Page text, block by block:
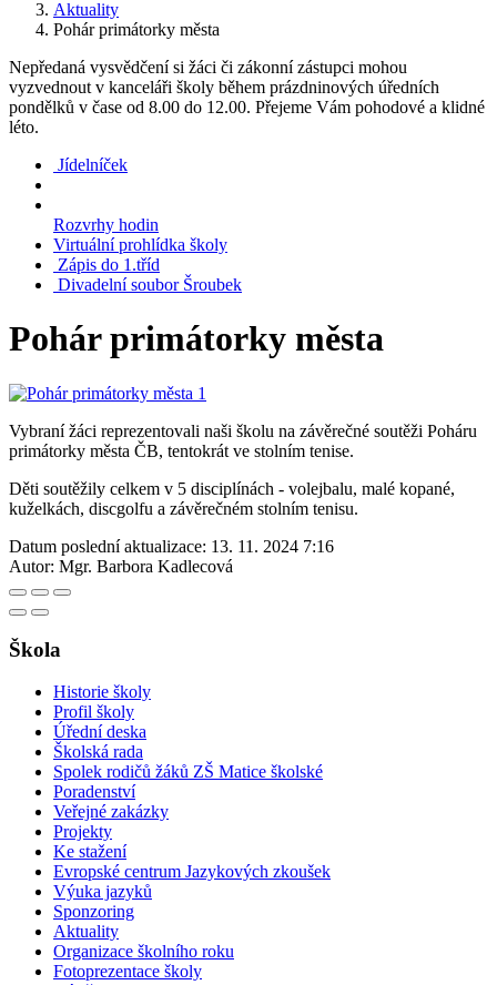
Aktuality
Pohár primátorky města
Nepředaná vysvědčení si žáci či zákonní zástupci mohou
vyzvednout v kanceláři školy během prázdninových úředních
pondělků v čase od 8.00 do 12.00. Přejeme Vám pohodové a klidné
léto.
Jídelníček
Rozvrhy hodin
Virtuální prohlídka školy
Zápis do 1.tříd
Divadelní soubor Šroubek
Pohár primátorky města
Vybraní žáci reprezentovali naši školu na závěrečné soutěži Poháru
primátorky města ČB, tentokrát ve stolním tenise.
Děti soutěžily celkem v 5 disciplínách - volejbalu, malé kopané,
kuželkách, discgolfu a závěrečném stolním tenisu.
Datum poslední aktualizace: 13. 11. 2024 7:16
Autor: Mgr. Barbora Kadlecová
Škola
Historie školy
Profil školy
Úřední deska
Školská rada
Spolek rodičů žáků ZŠ Matice školské
Poradenství
Veřejné zakázky
Projekty
Ke stažení
Evropské centrum Jazykových zkoušek
Výuka jazyků
Sponzoring
Aktuality
Organizace školního roku
Fotoprezentace školy